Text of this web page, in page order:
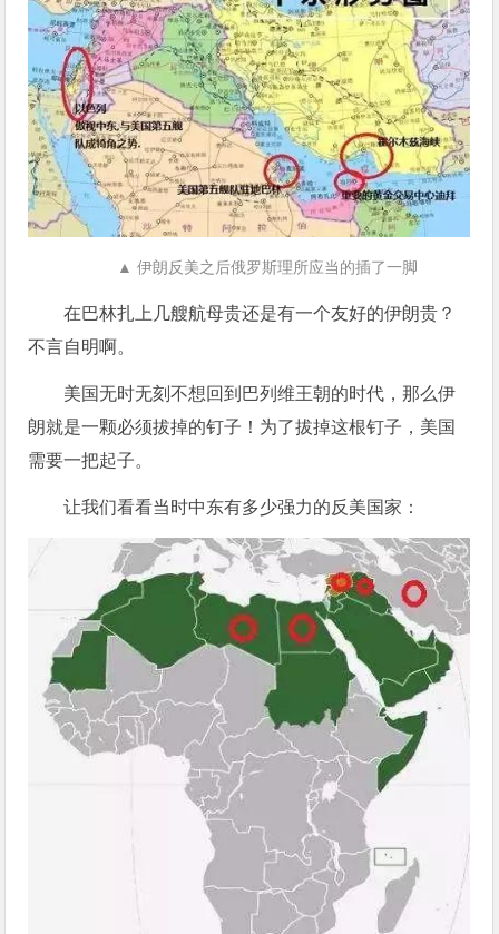
▲ 伊朗反美之后俄罗斯理所应当的插了一脚
在巴林扎上几艘航母贵还是有一个友好的伊朗贵？
不言自明啊。
美国无时无刻不想回到巴列维王朝的时代，那么伊
朗就是一颗必须拔掉的钉子！为了拔掉这根钉子，美国
需要一把起子。
让我们看看当时中东有多少强力的反美国家：